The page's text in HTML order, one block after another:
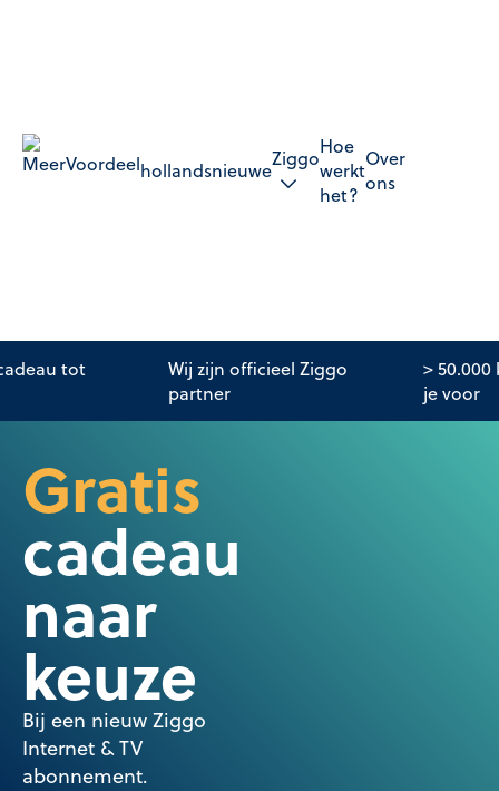
hollandsnieuweZiggoHoe
werkt
het?
Over
ons
tot
Wij zijn officieel Ziggo
partner
>
je voor
Gratis
cadeau
naar
keuze
Bij een nieuw Ziggo
Internet & TV
abonnement.